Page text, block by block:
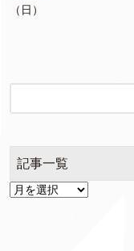
（日）
記事一覧